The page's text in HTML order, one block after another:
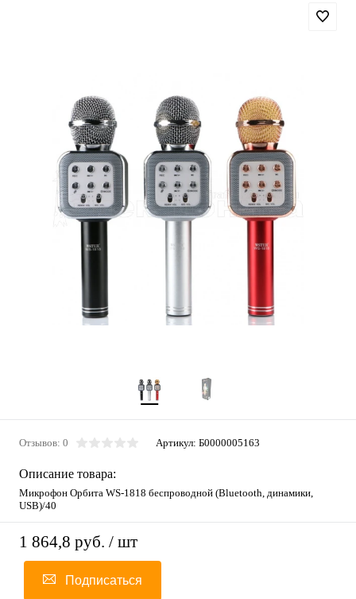
Отзывов: 0 Артикул: Б0000005163
Описание товара:
Микрофон Орбита WS-1818 беспроводной (Bluetooth, динамики,
USB)/40
1 864,8 руб. / шт
Подписаться